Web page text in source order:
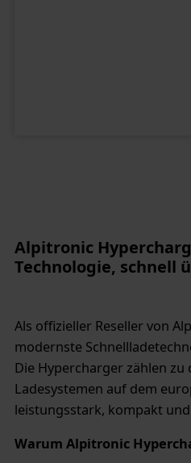
Alpitronic
Technologie, schnell
Als offizieller Reseller von
modernste
Die Hypercharger zählen zu
Ladesystemen auf dem
leistungsstark, kompakt
Warum Alpitronic